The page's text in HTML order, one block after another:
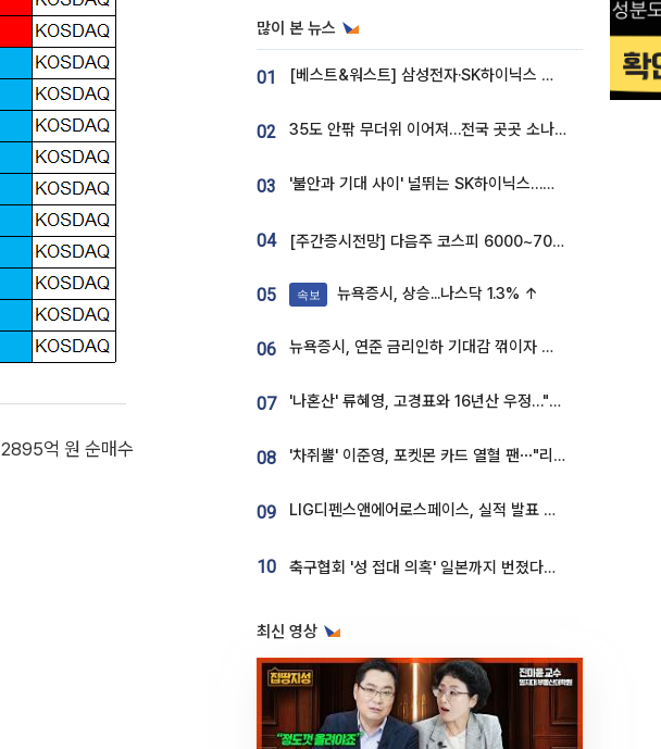
억 원 순매수
많이 본 뉴스
01 [베스트&워스트] 삼성전자·SK하이닉스 밀린 한 주…상상인증권은 85% 급등
02 35도 안팎 무더위 이어져…전국 곳곳 소나기 [오늘 날씨]
03 '불안과 기대 사이' 널뛰는 SK하이닉스…증권가 "HBM4·LTA 기반 펀터멘털 견고"
04 [주간증시전망] 다음주 코스피 6000~7000⋯“外人 수급은 정책이 변수”
05 속보 뉴욕증시, 상승...나스닥 1.3% ↑
06 뉴욕증시, 연준 금리인하 기대감 꺾이자 상승...S&P500 사상 최고치 [종합]
07 '나혼산' 류혜영, 고경표와 16년산 우정…"자취방서 부모님과 마주쳐"
08 '차쥐뿔' 이준영, 포켓몬 카드 열혈 팬⋯"리셀러 처단할 것"
09 LIG디펜스앤에어로스페이스, 실적 발표 후 급락→반등⋯증권가 “28년까지 튼튼”
10 축구협회 '성 접대 의혹' 일본까지 번졌다…日 심판 실명 공개
최신 영상